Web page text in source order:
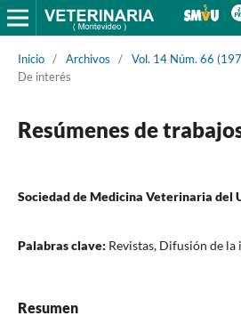
Inicio / Archivos / Vol. 14 Núm. 66
De interés
Resúmenes de
Sociedad de Medicina Veterinaria del
Palabras clave: Revistas, Difusión de la
Resumen